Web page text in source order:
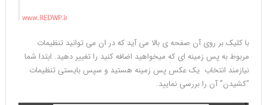
با کلیک بر روی آن صفحه ی بالا می آید که در ان می توانید تنظیمات
مربوط به پس زمینه ای که میخواهید اضافه کنید را تغییر دهید. ابتدا شما
نیازمند انتخاب یک عکس پس زمینه هستید و سپس بایستی تنظیمات
“کشیدن” آن را بررسی نمایید.